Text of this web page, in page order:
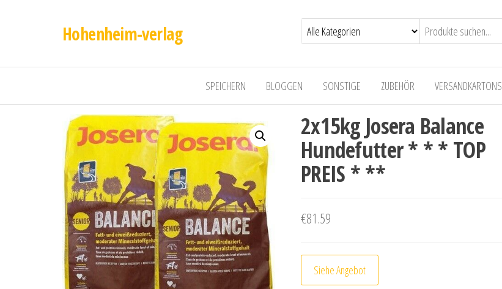
Hohenheim-verlag
SPEICHERN BLOGGEN SONSTIGE ZUBEHÖR VERSANDKARTONS
2x15kg Josera Balance
Hundefutter * * * TOP
PREIS * **
€81.59
Siehe Angebot